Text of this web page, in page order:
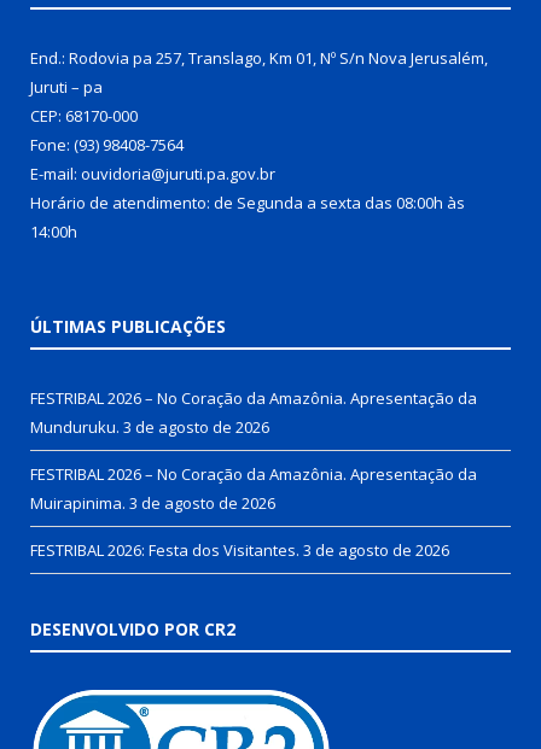
End.: Rodovia pa 257, Translago, Km 01, Nº S/n Nova Jerusalém,
Juruti – pa
CEP: 68170-000
Fone: (93) 98408-7564
E-mail: ouvidoria@juruti.pa.gov.br
Horário de atendimento: de Segunda a sexta das 08:00h às
14:00h
ÚLTIMAS PUBLICAÇÕES
FESTRIBAL 2026 – No Coração da Amazônia. Apresentação da
Munduruku. 3 de agosto de 2026
FESTRIBAL 2026 – No Coração da Amazônia. Apresentação da
Muirapinima. 3 de agosto de 2026
FESTRIBAL 2026: Festa dos Visitantes. 3 de agosto de 2026
DESENVOLVIDO POR CR2